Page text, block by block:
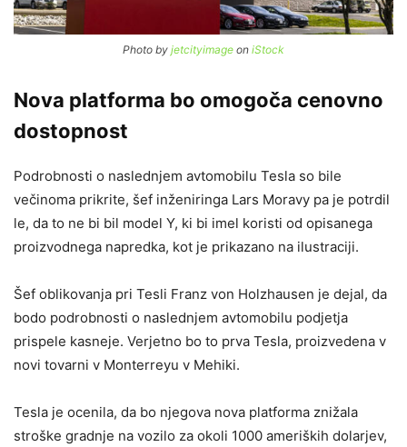
Photo by jetcityimage on iStock
Nova platforma bo omogoča cenovno
dostopnost
Podrobnosti o naslednjem avtomobilu Tesla so bile
večinoma prikrite, šef inženiringa Lars Moravy pa je potrdil
le, da to ne bi bil model Y, ki bi imel koristi od opisanega
proizvodnega napredka, kot je prikazano na ilustraciji.
Šef oblikovanja pri Tesli Franz von Holzhausen je dejal, da
bodo podrobnosti o naslednjem avtomobilu podjetja
prispele kasneje. Verjetno bo to prva Tesla, proizvedena v
novi tovarni v Monterreyu v Mehiki.
Tesla je ocenila, da bo njegova nova platforma znižala
stroške gradnje na vozilo za okoli 1000 ameriških dolarjev,